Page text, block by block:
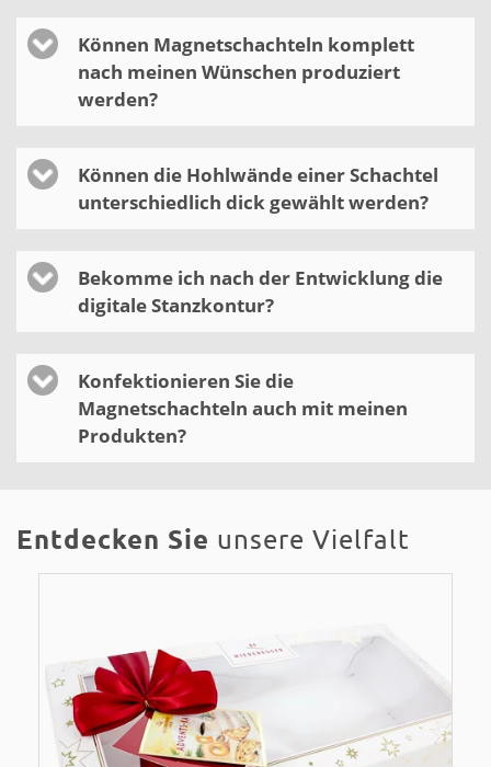
Können Magnetschachteln komplett
nach meinen Wünschen produziert
werden?
Können die Hohlwände einer Schachtel
unterschiedlich dick gewählt werden?
Bekomme ich nach der Entwicklung die
digitale Stanzkontur?
Konfektionieren Sie die
Magnetschachteln auch mit meinen
Produkten?
Entdecken Sie unsere Vielfalt